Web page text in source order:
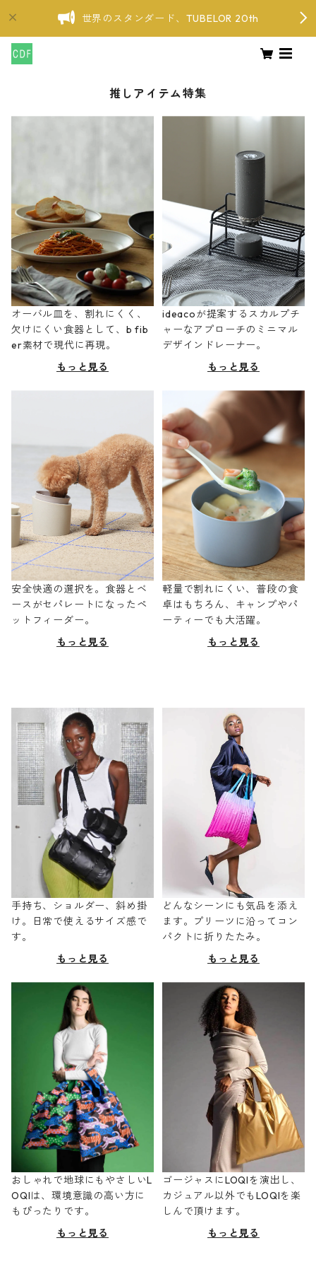
世界のスタンダード、TUBELOR 20th
推しアイテム特集
オーバル皿を、割れにくく、
欠けにくい食器として、b fib
er素材で現代に再現。
もっと見る
ideacoが提案するスカルプチ
ャーなアプローチのミニマル
デザインドレーナー。
もっと見る
安全快適の選択を。食器とベ
ースがセパレートになったペ
ットフィーダー。
もっと見る
軽量で割れにくい、普段の食
卓はもちろん、キャンプやパ
ーティーでも大活躍。
もっと見る
手持ち、ショルダー、斜め掛
け。日常で使えるサイズ感で
す。
もっと見る
どんなシーンにも気品を添え
ます。プリーツに沿ってコン
パクトに折りたたみ。
もっと見る
おしゃれで地球にもやさしいL
OQIは、環境意識の高い方に
もぴったりです。
もっと見る
ゴージャスにLOQIを演出し、
カジュアル以外でもLOQIを楽
しんで頂けます。
もっと見る